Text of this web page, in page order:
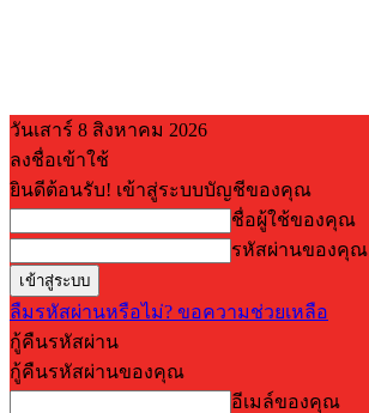
วันเสาร์ 8 สิงหาคม 2026
ลงชื่อเข้าใช้
ยินดีต้อนรับ! เข้าสู่ระบบบัญชีของคุณ
ชื่อผู้ใช้ของคุณ
รหัสผ่านของคุณ
ลืมรหัสผ่านหรือไม่? ขอความช่วยเหลือ
กู้คืนรหัสผ่าน
กู้คืนรหัสผ่านของคุณ
อีเมล์ของคุณ